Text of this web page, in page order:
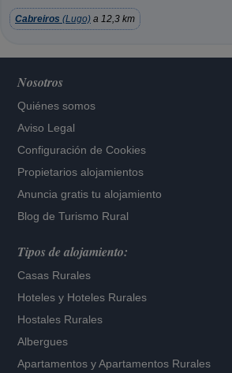
Cabreiros (Lugo) a 12,3 km
Nosotros
Quiénes somos
Aviso Legal
Configuración de Cookies
Propietarios alojamientos
Anuncia gratis tu alojamiento
Blog de Turismo Rural
Tipos de alojamiento:
Casas Rurales
Hoteles y Hoteles Rurales
Hostales Rurales
Albergues
Apartamentos yApartamentos Rurales